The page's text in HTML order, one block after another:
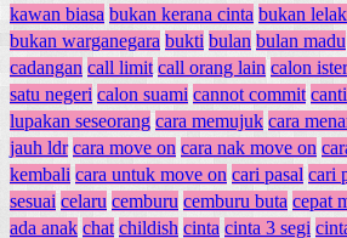
kawan biasa bukan kerana cinta bukan
bukan warganegara bukti bulan bulan madu
cadangan call limit call orang lain calon
satu negeri calon suami cannot commit
lupakan seseorang cara memujuk cara
jauh ldr cara move on cara nak move on
kembali cara untuk move on cari pasal cari
sesuai celaru cemburu cemburu buta cepat
ada anak chat childish cinta cinta 3 segi